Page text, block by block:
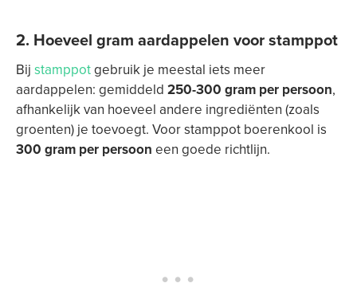
2. Hoeveel gram aardappelen voor stamppot
Bij stamppotgebruik je meestal iets meer
aardappelen: gemiddeld 250-300 gram per persoon,
afhankelijk van hoeveel andere ingrediënten (zoals
groenten) je toevoegt. Voor stamppot boerenkool is
300 gram per persoon een goede richtlijn.